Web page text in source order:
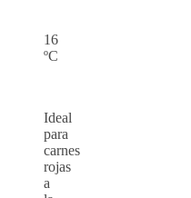
16
ºC
Ideal
para
carnes
rojas
a